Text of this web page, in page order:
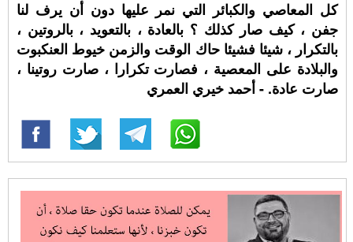
كل المعاصي والكبائر التي نمر عليها دون أن يرف لنا
جفن ، كيف صار كذلك ؟ بالعادة ، بالتعويد ، بالروتين ،
بالتكرار ، شيئا فشيئا حاك الوقت والزمن خيوط العنكبوت
والبلادة على المعصية ، فصارت تكرارا ، صارت روتينا ،
صارت عادة. - أحمد خيري العمري